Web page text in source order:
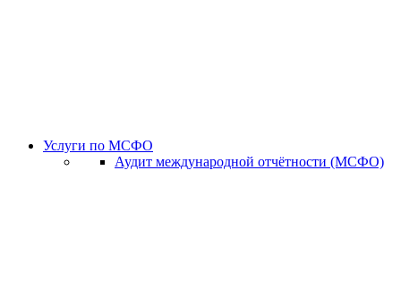
Услуги по МСФО
Аудит международной отчётности (МСФО)